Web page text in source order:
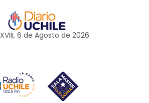
6 de Agosto de 2026